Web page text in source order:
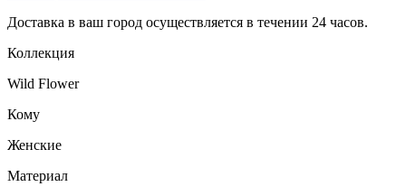
Доставка в ваш город осуществляется в течении 24 часов.
Коллекция
Wild Flower
Кому
Женские
Материал